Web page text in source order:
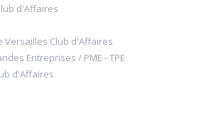
d'Affaires
Versailles Club d'Affaires
Entreprises / PME - TPE
d'Affaires